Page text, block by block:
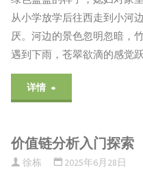
从小学放学后往西走到小河
厌。河边的景色忽明忽暗，
遇到下雨，苍翠欲滴的感觉
详情
产
价值链分析入门探索
徐栋 2025年6月28日